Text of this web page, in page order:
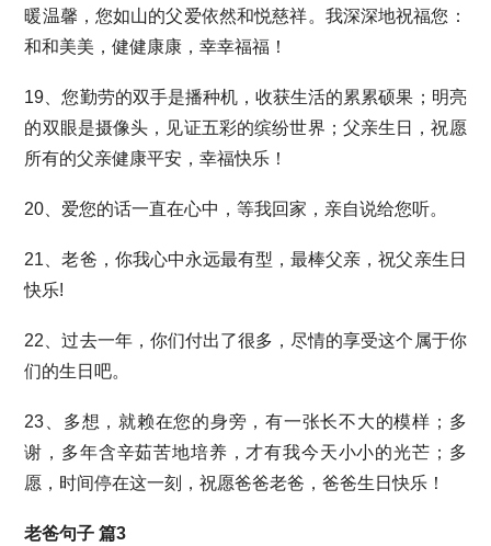
暖温馨，您如山的父爱依然和悦慈祥。我深深地祝福您：
和和美美，健健康康，幸幸福福！
19、您勤劳的双手是播种机，收获生活的累累硕果；明亮
的双眼是摄像头，见证五彩的缤纷世界；父亲生日，祝愿
所有的父亲健康平安，幸福快乐！
20、爱您的话一直在心中，等我回家，亲自说给您听。
21、老爸，你我心中永远最有型，最棒父亲，祝父亲生日
快乐!
22、过去一年，你们付出了很多，尽情的享受这个属于你
们的生日吧。
23、多想，就赖在您的身旁，有一张长不大的模样；多
谢，多年含辛茹苦地培养，才有我今天小小的光芒；多
愿，时间停在这一刻，祝愿爸爸老爸，爸爸生日快乐！
老爸句子 篇3